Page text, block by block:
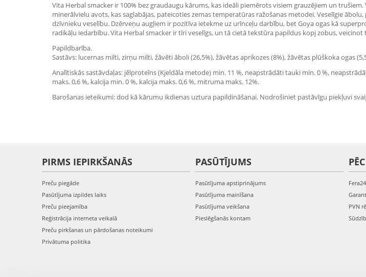
Vita Herbal smacker ir 100% bez graudaugu kārums, kas ideāli piemērots visiem grauzējiem un
minerālvielu avots, kas saglabājas, pateicoties zemas temperatūras ražošanas metodei. Veselīgie
dzīvnieku veselību. Dzērveņu augļiem ir pozitīva ietekme uz urīnceļu darbību, bet Goya ogas kā
radikāļu iedarbību. Vita Herbal smacker ir tīri veselīgs, un tā cietā tekstūra papildus kopj zobus,
Papildbarība.
Sastāvs: lucernas milti, zirņu milti, žāvēti āboli (26,5%), žāvētas aprikozes (8%), žāvētas plūškoka ogas
Analītiskās sastāvdaļas: jēlproteīns (Kjeldāla metode) min. 11 %, neapstrādāti tauki min. 0 %,
maks. 0,6 %, kalcija min. 0 %, kalcija maks. 0,6 %, mitruma maks. 12%.
Barošanas ieteikumi: dod kā kārumu ikdienas uztura papildināšanai. Nodrošiniet pastāvīgu piekļuvi
PIRMS IEPIRKŠANĀS
Preču piegāde
Pasūtījuma izpildes laiks
Preču pieejamība
Reģistrācija interneta veikalā
Preču pirkšanas un pārdošanas noteikumi
Privātuma politika
PASŪTĪJUMS
Pasūtījuma apstiprinājums
Pasūtījuma mainīšana
Pasūtījuma veikšana
Pieslēgšanās kontam
PVN